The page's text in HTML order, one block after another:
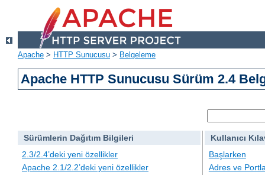
Apache > HTTP Sunucusu > Belgeleme
Apache HTTP Sunucusu Sürüm 2.4
Sürümlerin Dağıtım Bilgileri
2.3/2.4’deki yeni özellikler
Apache 2.1/2.2’deki yeni özellikler
Kullanıcı
Başlarken
Adres ve